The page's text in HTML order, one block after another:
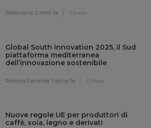
Redazione,2 mesi fa 3 min
Global South Innovation 2025, il Sud
piattaforma mediterranea
dell’innovazione sostenibile
Romina Ferrante,1 anno fa 3 min
Nuove regole UE per produttori di
caffè, soia, legno e derivati